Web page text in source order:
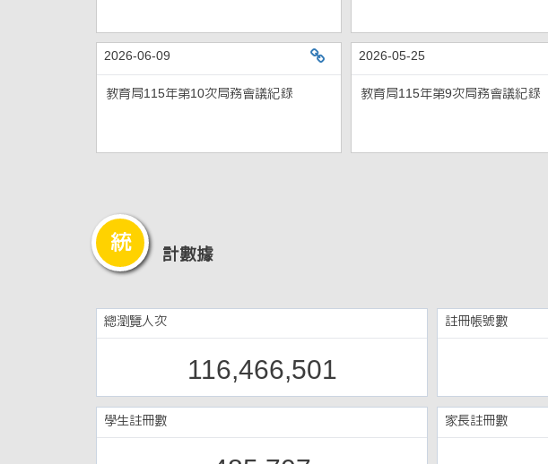
2026-06-09 教育局115年第10次局務會議紀錄
教育局115年第10次局務會議紀錄
2026-05-25
教育局115年第9次局務會議紀錄
統 計數據
總瀏覽人次
116,466,501
註冊帳號數
學生註冊數 家長註冊數